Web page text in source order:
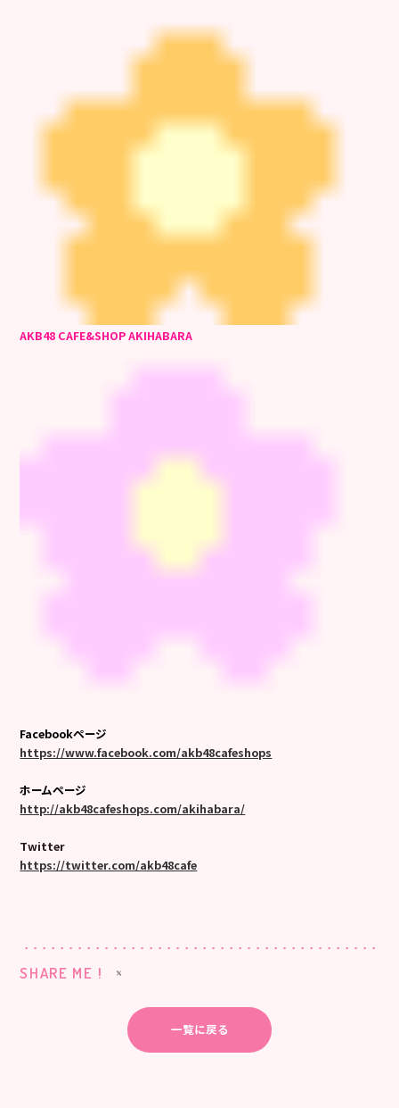
AKB48 CAFE&SHOP AKIHABARA
Facebookページ
https://www.facebook.com/akb48cafeshops
ホームページ
http://akb48cafeshops.com/akihabara/
Twitter
https://twitter.com/akb48cafe
SHARE ME !
一覧に戻る